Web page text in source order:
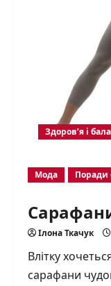
Здоров’я і
Мода Поради
Ілона Ткачук
Влітку
сарафани